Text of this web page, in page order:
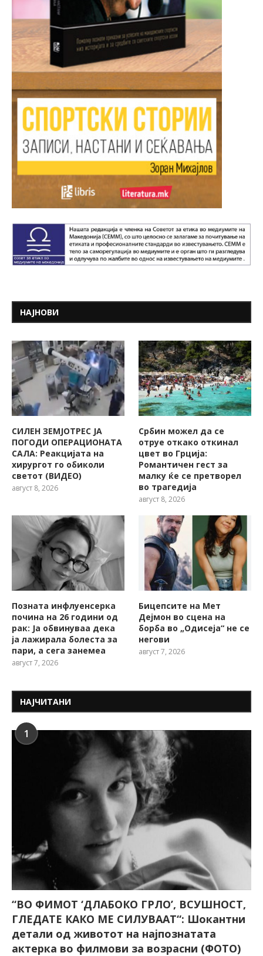
НАЈНОВИ
СИЛЕН ЗЕМЈОТРЕС ЈА
ПОГОДИ ОПЕРАЦИОНАТА
САЛА: Реакцијата на
хирургот го обиколи
светот (ВИДЕО)
август 8, 2026
Србин можел да се
отруе откако откинал
цвет во Грција:
Романтичен гест за
малку ќе се претворел
во трагедија
август 8, 2026
Позната инфлуенсерка
почина на 26 години од
рак: Ја обвинуваа дека
ја лажирала болеста за
пари, а сега занемеа
август 7, 2026
Бицепсите на Мет
Дејмон во сцена на
борба во „Одисеја“ не се
негови
август 7, 2026
НАЈЧИТАНИ
1
“ВО ФИМОТ ‘ДЛАБОКО ГРЛО’, ВСУШНОСТ,
ГЛЕДАТЕ КАКО МЕ СИЛУВААТ“: Шокантни
детали од животот на најпознатата
актерка во филмови за возрасни (ФОТО)